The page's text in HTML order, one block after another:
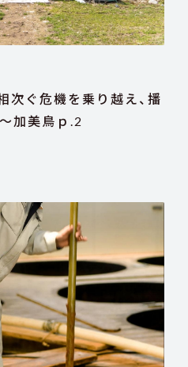
次ぐ危機を乗り越え、播
加美鳥ｐ.2